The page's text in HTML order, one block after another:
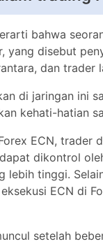
disebut
trader lainnya.
kehati-hatian saat
oleh broker,
broker tidak
dengan
setelah
yang bertindak